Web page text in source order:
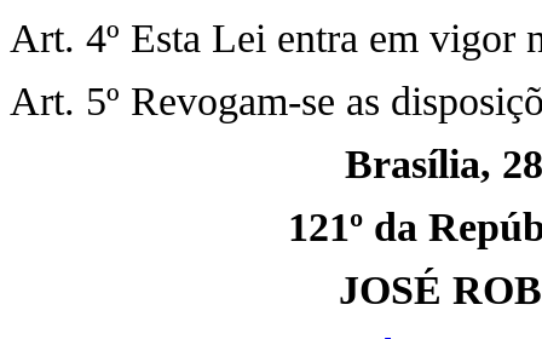
Art. 4º Esta Lei entra em vigor
Art. 5º Revogam-se as
Brasília,
121º da
JOSÉ